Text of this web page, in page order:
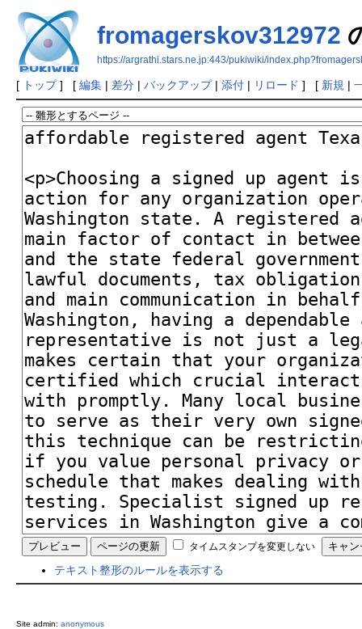
fromagerskov312972
https://argrathi.stars.ne.jp:443/pukiwiki/
[ トップ] [ 編集| 差分| バックアップ| 添付| リロード ] [ 新規 |
タイムスタンプを変更しない
テキスト整形のルールを表示する
Site admin: anonymous